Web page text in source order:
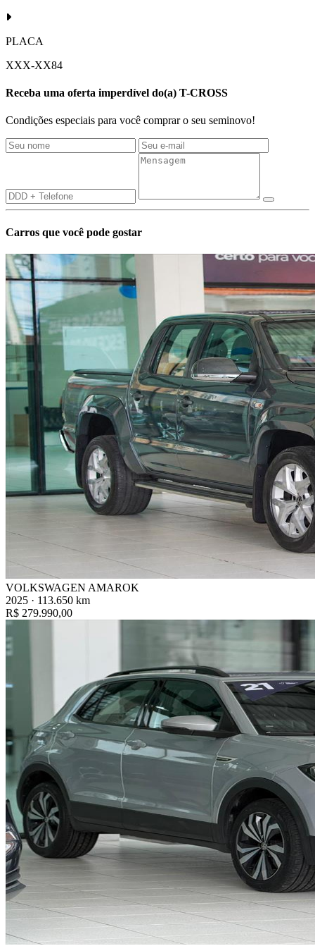
PLACA
XXX-XX84
Receba uma oferta imperdível do(a) T-CROSS
Condições especiais para você comprar o seu seminovo!
Carros que você pode gostar
VOLKSWAGEN AMAROK
2025 · 113.650 km
R$ 279.990,00